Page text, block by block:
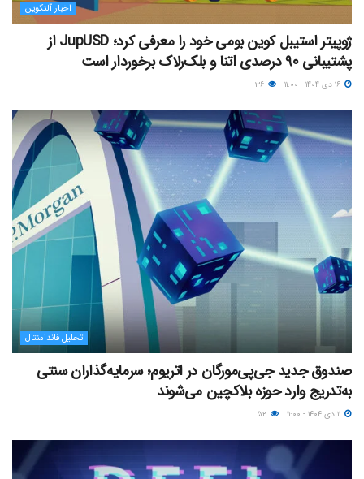
اخبار آلتکوین
ژوپیتر استیبل کوین بومی خود را معرفی کرد؛ JupUSD از
پشتیبانی ۹۰ درصدی اتنا و بلک‌رلاک برخوردار است
تحلیل فاندامنتال
صندوق جدید جی‌پی‌مورگان در اتریوم؛ سرمایه‌گذاران سنتی
به‌تدریج وارد حوزه بلاکچین می‌شوند